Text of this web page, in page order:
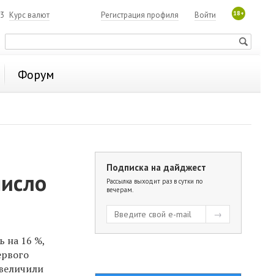
Курс валют 18+
Войти
Регистрация профиля
Форум
на 16 %,
Подписка на дайджест
Рассылка выходит раз в сутки по
вечерам.